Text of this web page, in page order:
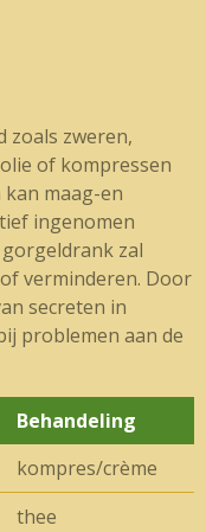
zoals zweren,
of kompressen
maag-en
ingenomen
zal
verminderen. Door
secreten in
problemen aan de
Behandeling
kompres/crème
thee